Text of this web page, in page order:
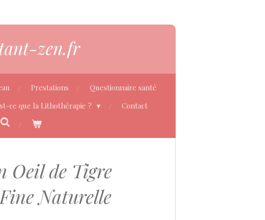
zen.fr
Prestations
Questionnaire santé
ce que la Lithothérapie ?
Contact
Oeil de Tigre
Naturelle